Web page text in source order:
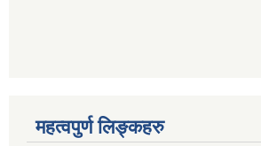
महत्वपुर्ण लिङ्कहरु